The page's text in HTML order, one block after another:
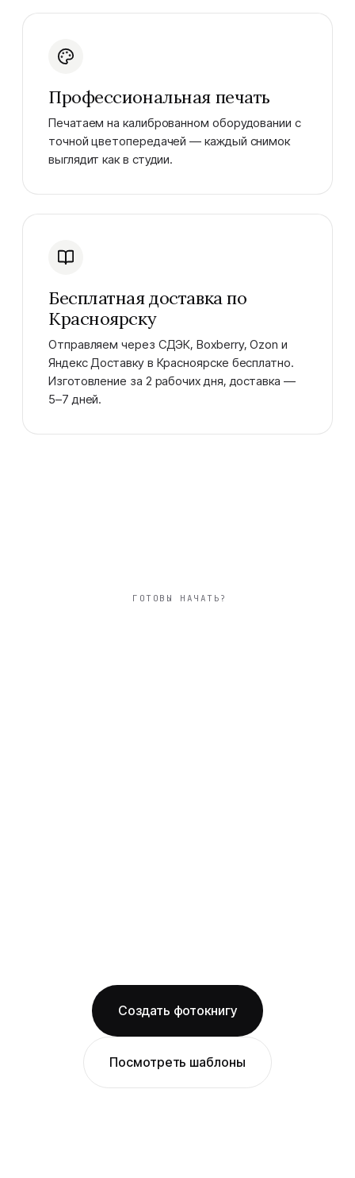
Профессиональная печать
Печатаем на калиброванном оборудовании с
точной цветопередачей — каждый снимок
выглядит как в студии.
Бесплатная доставка по
Красноярску
Отправляем через СДЭК, Boxberry, Ozon и
Яндекс Доставку в Красноярске бесплатно.
Изготовление за 2 рабочих дня, доставка —
5–7 дней.
ГОТОВЫ НАЧАТЬ?
Создать фотокнигу
Посмотреть шаблоны